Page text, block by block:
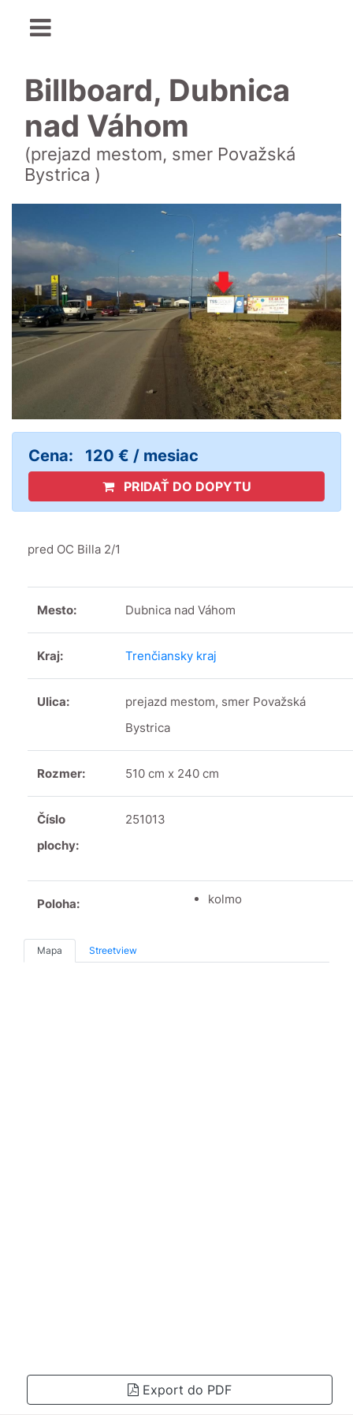
Billboard, Dubnica
nad Váhom
(prejazd mestom, smer Považská
Bystrica )
Cena: 120 € / mesiac
PRIDAŤ DO DOPYTU
pred OC Billa 2/1
Mesto: Dubnica nad Váhom
Kraj: Trenčiansky kraj
Ulica:
prejazd mestom, smer Považská
Bystrica
Rozmer: 510 cm x 240 cm
Číslo
plochy:
251013
Poloha: kolmo
Mapa Streetview
Export do PDF